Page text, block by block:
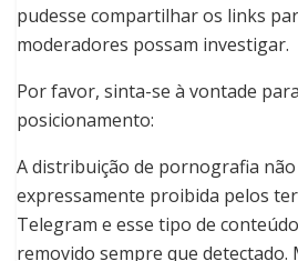
pudesse compartilhar os links
moderadores possam investigar.
Por favor, sinta-se à vontade
posicionamento:
A distribuição de pornografia
expressamente proibida pelos
Telegram e esse tipo de
removido sempre que detectado.